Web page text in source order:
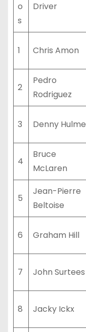
o
s
Driver
1 Chris Amon
2
Pedro
Rodriguez
3 Denny Hulme
4
Bruce
McLaren
5
Jean-Pierre
Beltoise
6 Graham Hill
7 John Surtees
8 Jacky Ickx